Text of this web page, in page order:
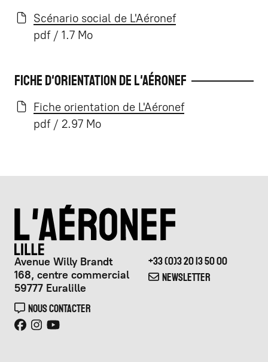
Scénario social de L'Aéronef
pdf / 1.7 Mo
Fiche d'orientation de L'Aéronef
Fiche orientation de L'Aéronef
pdf / 2.97 Mo
Avenue Willy Brandt
168, centre commercial
59777 Euralille
NOUS CONTACTER
+33 (0)3 20 13 50 00
NEWSLETTER